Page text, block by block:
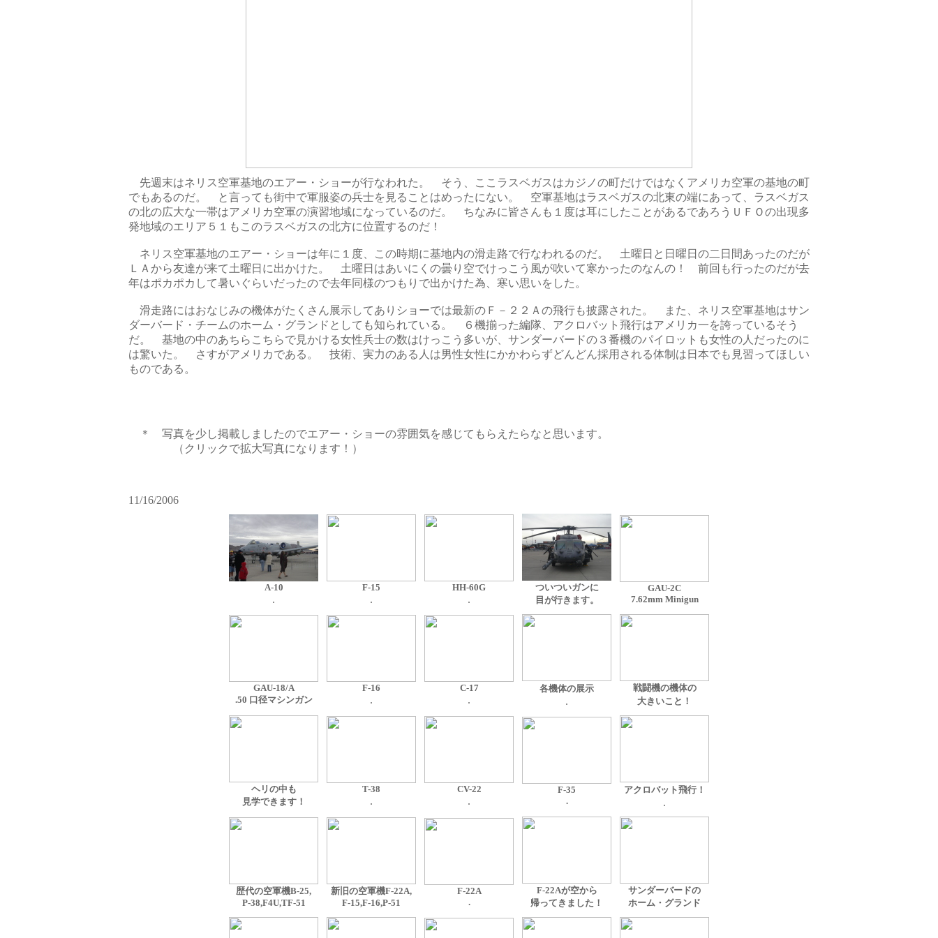
先週末はネリス空軍基地のエアー・ショーが行なわれた。 そう、ここラスベガスはカジノの町だけではなくアメリカ空軍の基地の町
でもあるのだ。 と言っても街中で軍服姿の兵士を見ることはめったにない。 空軍基地はラスベガスの北東の端にあって、ラスベガス
の北の広大な一帯はアメリカ空軍の演習地域になっているのだ。 ちなみに皆さんも１度は耳にしたことがあるであろうＵＦＯの出現多
発地域のエリア５１もこのラスベガスの北方に位置するのだ！
ネリス空軍基地のエアー・ショーは年に１度、この時期に基地内の滑走路で行なわれるのだ。 土曜日と日曜日の二日間あったのだが
ＬＡから友達が来て土曜日に出かけた。 土曜日はあいにくの曇り空でけっこう風が吹いて寒かったのなんの！ 前回も行ったのだが去
年はポカポカして暑いぐらいだったので去年同様のつもりで出かけた為、寒い思いをした。
滑走路にはおなじみの機体がたくさん展示してありショーでは最新のＦ－２２Ａの飛行も披露された。 また、ネリス空軍基地はサン
ダーバード・チームのホーム・グランドとしても知られている。 ６機揃った編隊、アクロバット飛行はアメリカ一を誇っているそう
だ。 基地の中のあちらこちらで見かける女性兵士の数はけっこう多いが、サンダーバードの３番機のパイロットも女性の人だったのに
は驚いた。 さすがアメリカである。 技術、実力のある人は男性女性にかかわらずどんどん採用される体制は日本でも見習ってほしい
ものである。
＊ 写真を少し掲載しましたのでエアー・ショーの雰囲気を感じてもらえたらなと思います。
（クリックで拡大写真になります！）
11/16/2006
A-10
.
F-15
.
HH-60G
.
ついついガンに
目が行きます。
GAU-2C
7.62mm Minigun
GAU-18/A
.50 口径マシンガン
F-16
.
C-17
.
各機体の展示
.
戦闘機の機体の
大きいこと！
ヘリの中も
見学できます！
T-38
.
CV-22
.
F-35
.
アクロバット飛行！
.
歴代の空軍機B-25,
P-38,F4U,TF-51
新旧の空軍機F-22A,
F-15,F-16,P-51
F-22A
.
F-22Aが空から
帰ってきました！
サンダーバードの
ホーム・グランド